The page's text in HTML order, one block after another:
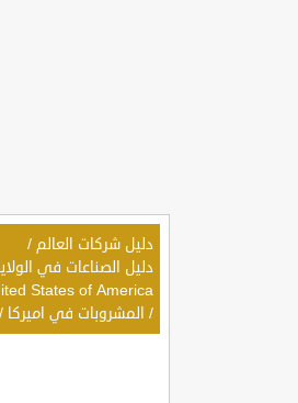
دليل شركات العالم /
States of America
/ المشروبات في اميركا /